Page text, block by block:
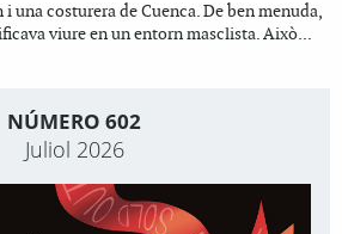
i una costurera de Cuenca. De ben menuda,
viure en un entorn masclista. Això...
NÚMERO 602
Juliol 2026